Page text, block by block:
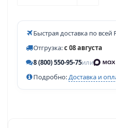
Быстрая доставка по всей
Отгрузка:с 08 августа
8 (800) 550-95-75или
Подробно:Доставка и